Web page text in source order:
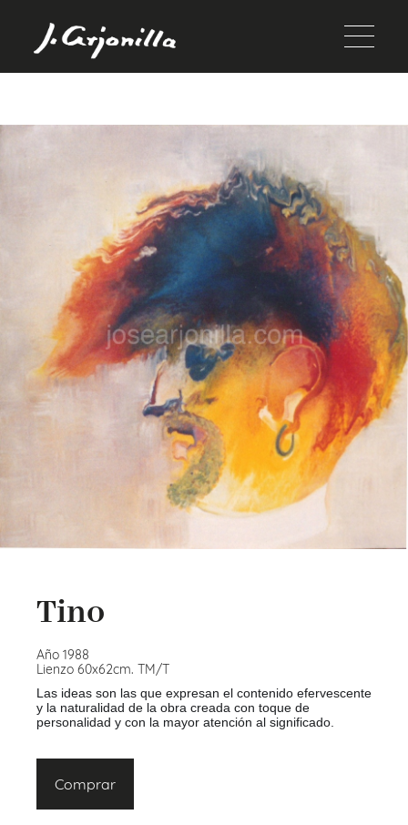
Tino
Año 1988
Lienzo 60x62cm. TM/T
Las ideas son las que expresan el contenido efervescente
y la naturalidad de la obra creada con toque de
personalidad y con la mayor atención al significado.
Comprar